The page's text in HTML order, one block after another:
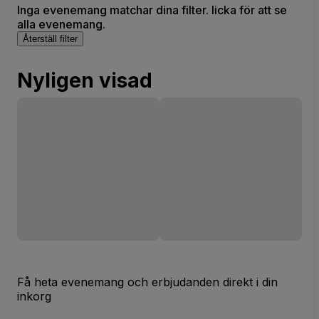
Inga evenemang matchar dina filter. licka för att se
alla evenemang.
Återställ filter
Nyligen visad
Få heta evenemang och erbjudanden direkt i din
inkorg